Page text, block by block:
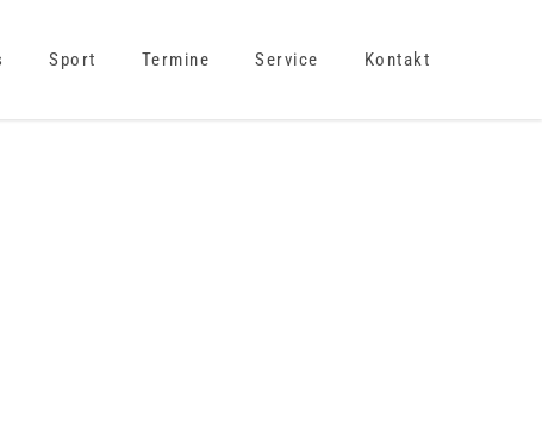
Sport Termine Service Kontakt